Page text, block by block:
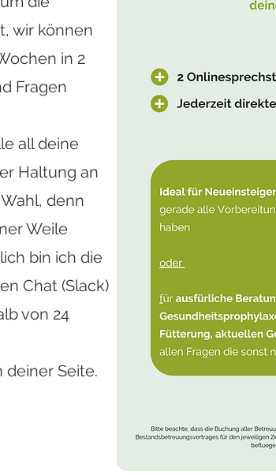
Mail mit einem Link über den
oder Haltung an
denn
einer Zeit immer
Kennenlerngespräch aussuchen:
wir können
in 2
Fragen
all deine
Haltung an
denn
Weile
bin ich die
Chat (Slack)
von 24
deiner Seite.